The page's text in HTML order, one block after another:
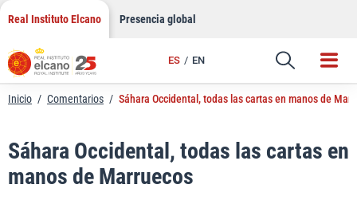
Saltar
contenido
Real Instituto Elcano Presencia global
ES EN
Enlace
Inicio / Comentarios / Sáhara Occidental, todas las cartas en manos de
Sáhara Occidental, todas las cartas en
manos de Marruecos